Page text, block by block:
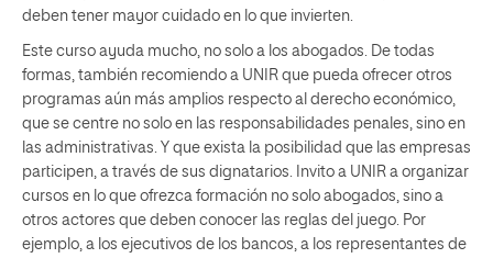
deben tener mayor cuidado en lo que invierten.
Este curso ayuda mucho, no solo a los abogados. De todas
formas, también recomiendo a UNIR que pueda ofrecer otros
programas aún más amplios respecto al derecho económico,
que se centre no solo en las responsabilidades penales, sino en
las administrativas. Y que exista la posibilidad que las empresas
participen, a través de sus dignatarios. Invito a UNIR a organizar
cursos en lo que ofrezca formación no solo abogados, sino a
otros actores que deben conocer las reglas del juego. Por
ejemplo, a los ejecutivos de los bancos, a los representantes de